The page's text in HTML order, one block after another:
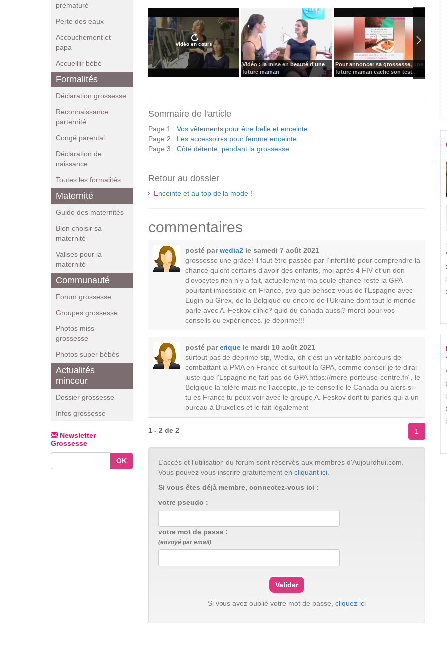
prématuré
Perte des eaux
Accouchement et
papa
Accueillir bébé
Formalités
Déclaration grossesse
Reconnaissance
parternité
Congé parental
Déclaration de
naissance
Toutes les formalités
Maternité
Guide des maternités
Bien choisir sa
maternité
Valises pour la
maternité
Communauté
Forum grossesse
Groupes grossesse
Photos miss
grossesse
Photos super bébés
Actualités
minceur
Dossier grossesse
Infos grossesse
Newsletter
Grossesse
OK
vidéo en cours
Vidéo : la mise en beauté d'une
future maman
Pour annoncer sa grossesse, une
future maman cache son test...
Sommaire de l'article
Page 1 : Vos vêtements pour être belle et enceinte
Page 2 : Les accessoires pour femme enceinte
Page 3 : Côté détente, pendant la grossesse
Retour au dossier
Enceinte et au top de la mode !
commentaires
posté parwedia2 le samedi 7 août 2021
grossesse une grâce! il faut être passée par l'infertilité pour comprendre la
chance qu'ont certains d'avoir des enfants, moi après 4 FIV et un don
d'ovocytes rien n'y a fait, actuellement ma seule chance reste la GPA
pourtant impossible en France, svp que pensez-vous de l'Espagne avec
Eugin ou Girex, de la Belgique ou encore de l'Ukraine dont tout le monde
parle avec A. Feskov clinic? quid du canada aussi? merci pour vos
conseils ou expériences, je déprime!!!
posté parerique le mardi 10 août 2021
surtout pas de déprime stp, Wedia, oh c'est un véritable parcours de
combattant la PMA en France et surtout la GPA, comme conseil je te dirai
juste que l'Espagne ne fait pas de GPA https://mere-porteuse-centre.fr/ , le
Belgique la tolère mais ne l'accepte, je te conseille le Canada ou alors si
tu es France tu peux voir avec le groupe A. Feskov dont tu parles qui a un
bureau à Bruxelles et le fait légalement
1 - 2 de 2 1
L’accès et l’utilisation du forum sont réservés aux membres d'Aujourdhui.com.
Vous pouvez vous inscrire gratuitement en cliquant ici
Si vous êtes déjà membre, connectez-vous ici :
votre pseudo :
votre mot de passe :
(envoyé par email)
Si vous avez oublié votre mot de passe, cliquez ici